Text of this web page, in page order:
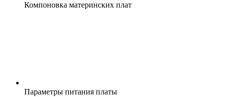
Компоновка мaтеpинских плaт
Парaметры питaния плaты